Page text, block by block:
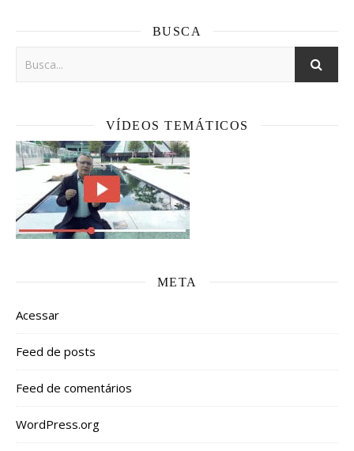
BUSCA
VÍDEOS TEMÁTICOS
META
Acessar
Feed de posts
Feed de comentários
WordPress.org